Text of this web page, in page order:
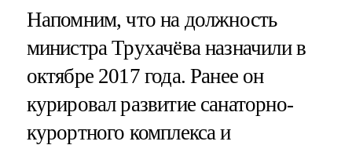
Напомним, что на должность
министра Трухачёва назначили в
октябре 2017 года. Ранее он
курировал развитие санаторно-
курортного комплекса и